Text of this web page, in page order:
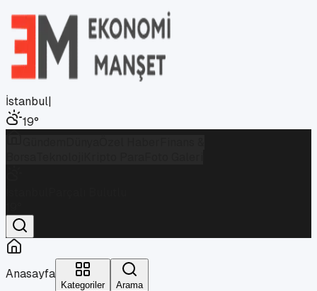
İstanbul|
19°
Anasayfa
Kategoriler Arama